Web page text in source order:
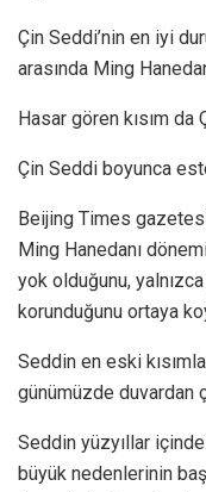
Çin Seddi’nin en iyi
arasında Ming
Hasar gören kısım da
Çin Seddi boyunca
Beijing Times
Ming Hanedanı
yok olduğunu,
korunduğunu ortaya
Seddin en eski
günümüzde duvardan
Seddin yüzyıllar
büyük nedenlerinin